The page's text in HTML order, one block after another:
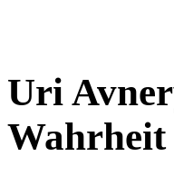
Uri
Wahrheit